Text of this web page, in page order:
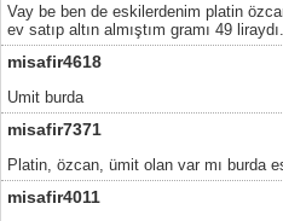
Vay be ben de eskilerdenim platin
ev satıp altın almıştım gramı 49
misafir4618
Umit burda
misafir7371
Platin, özcan, ümit olan var mı burda
misafir4011